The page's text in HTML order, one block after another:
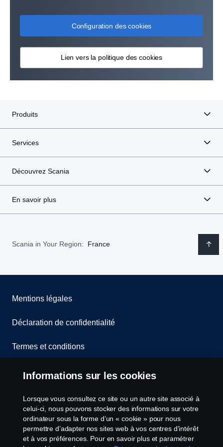
En savoir plus
Camions 100 % électriques
Découvrez nos offres de camions électriques,
calibrées pour votre activité.
Notre offre de véhicules 100 % électriques
Configuration des cookies
Lien vers la politique des cookies
Produits
Services
Découvrez Scania
En savoir plus
Scania in Your Region: France
Mentions légales
Déclaration de confidentialité
Termes et conditions
Contactez-nous
Lanceurs d’alerte
Politique de cookies
Configuration des cookies
Informations sur les cookies
Lorsque vous consultez ce site ou un autre site associé à
celui-ci, nous pouvons stocker des informations sur votre
ordinateur sous la forme d’un « cookie » pour nous
permettre d’adapter nos sites web à vos centres d’intérêt
et à vos préférences. Pour en savoir plus et paramétrer